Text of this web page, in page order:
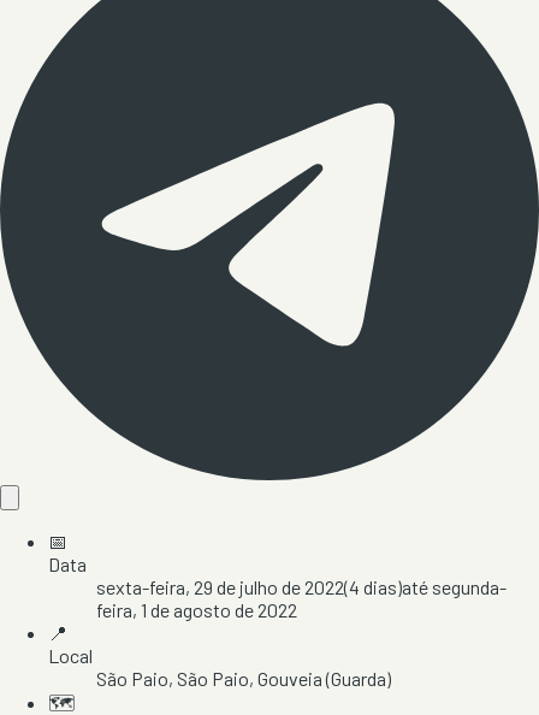
📅
Data
sexta-feira, 29 de julho de 2022(4 dias)até segunda-
feira, 1 de agosto de 2022
📍
Local
São Paio, São Paio, Gouveia(Guarda)
🗺️